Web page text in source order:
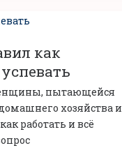
как
пытающейся
хозяйства и
работать и всё